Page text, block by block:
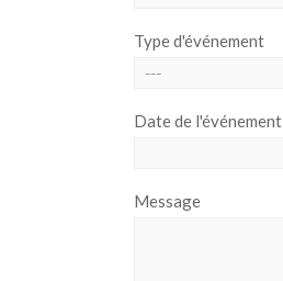
Type d'événement
Date de l'événement
Message